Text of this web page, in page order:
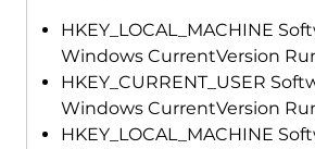
HKEY_LOCAL_MACHINE
Windows CurrentVersion
HKEY_CURRENT_USER
Windows CurrentVersion
HKEY_LOCAL_MACHINE